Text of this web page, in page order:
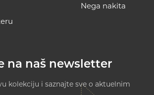
Nega nakita
na naš newsletter
kolekciju i saznajte sve o aktuelnim